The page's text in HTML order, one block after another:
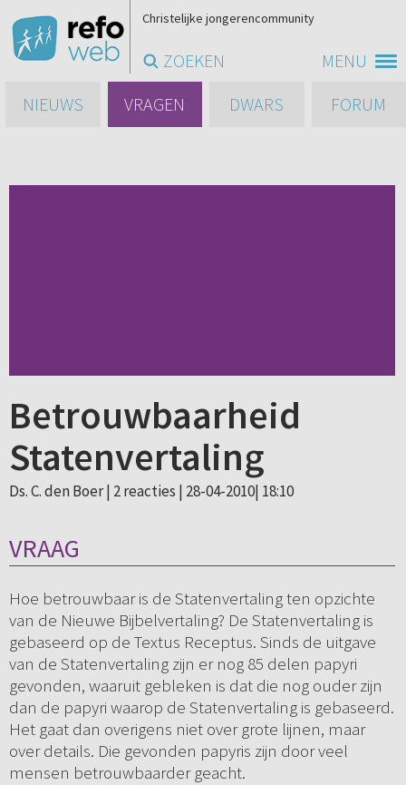
MENU
Christelijke jongerencommunity
ZOEKEN
NIEUWS
VRAGEN DWARS FORUM
Betrouwbaarheid
Statenvertaling
Ds. C. den Boer | 2 reacties | 28-04-2010| 18:10
VRAAG
Hoe betrouwbaar is de Statenvertaling ten opzichte
van de Nieuwe Bijbelvertaling? De Statenvertaling is
gebaseerd op de Textus Receptus. Sinds de uitgave
van de Statenvertaling zijn er nog 85 delen papyri
gevonden, waaruit gebleken is dat die nog ouder zijn
dan de papyri waarop de Statenvertaling is gebaseerd.
Het gaat dan overigens niet over grote lijnen, maar
over details. Die gevonden papyris zijn door veel
mensen betrouwbaarder geacht.